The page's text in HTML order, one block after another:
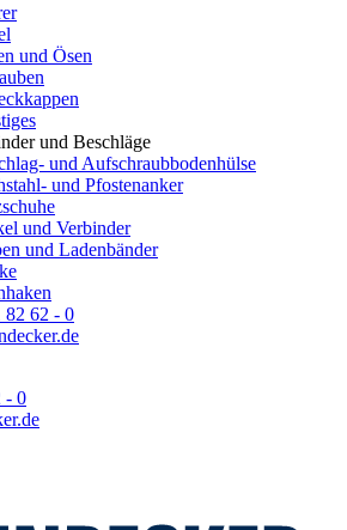
und Ösen
und Beschläge
und Aufschraubbodenhülse
und Pfostenanker
und Verbinder
und Ladenbänder
82 62 - 0
- 0